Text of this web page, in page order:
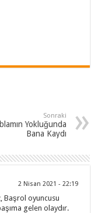
Sonraki
Yokluğunda
Bana Kaydı
2 Nisan 2021 - 22:19
Başrol oyuncusu
gelen olaydır.